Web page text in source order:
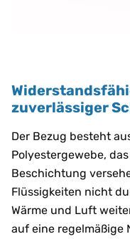
zuverlässiger
Der Bezug besteht
Polyestergewebe,
Beschichtung
Flüssigkeiten nicht
Wärme und Luft
auf eine regelmäßige